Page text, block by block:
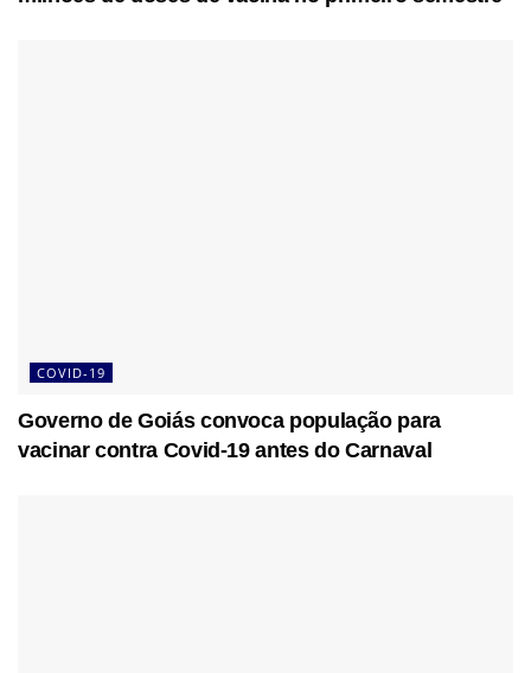
COVID-19
Governo de Goiás convoca população para
vacinar contra Covid-19 antes do Carnaval